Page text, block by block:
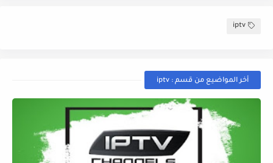
iptv
أخر المواضيع من قسم : iptv